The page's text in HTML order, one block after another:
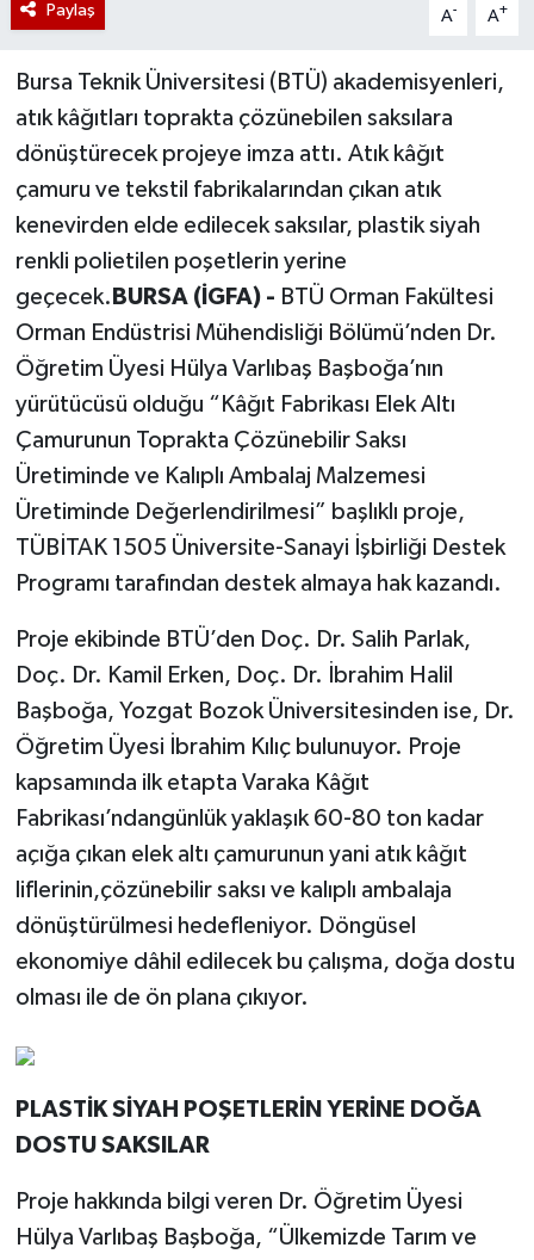
Paylaş A- A+
Bursa Teknik Üniversitesi (BTÜ) akademisyenleri,
atık kâğıtları toprakta çözünebilen saksılara
dönüştürecek projeye imza attı. Atık kâğıt
çamuru ve tekstil fabrikalarından çıkan atık
kenevirden elde edilecek saksılar, plastik siyah
renkli polietilen poşetlerin yerine
geçecek. BURSA (İGFA) - BTÜ Orman Fakültesi
Orman Endüstrisi Mühendisliği Bölümü’nden Dr.
Öğretim Üyesi Hülya Varlıbaş Başboğa’nın
yürütücüsü olduğu “Kâğıt Fabrikası Elek Altı
Çamurunun Toprakta Çözünebilir Saksı
Üretiminde ve Kalıplı Ambalaj Malzemesi
Üretiminde Değerlendirilmesi” başlıklı proje,
TÜBİTAK 1505 Üniversite-Sanayi İşbirliği Destek
Programı tarafından destek almaya hak kazandı.
Proje ekibinde BTÜ’den Doç. Dr. Salih Parlak,
Doç. Dr. Kamil Erken, Doç. Dr. İbrahim Halil
Başboğa, Yozgat Bozok Üniversitesinden ise, Dr.
Öğretim Üyesi İbrahim Kılıç bulunuyor. Proje
kapsamında ilk etapta Varaka Kâğıt
Fabrikası’ndangünlük yaklaşık 60-80 ton kadar
açığa çıkan elek altı çamurunun yani atık kâğıt
liflerinin,çözünebilir saksı ve kalıplı ambalaja
dönüştürülmesi hedefleniyor. Döngüsel
ekonomiye dâhil edilecek bu çalışma, doğa dostu
olması ile de ön plana çıkıyor.
PLASTİK SİYAH POŞETLERİN YERİNE DOĞA
DOSTU SAKSILAR
Proje hakkında bilgi veren Dr. Öğretim Üyesi
Hülya Varlıbaş Başboğa, “Ülkemizde Tarım ve